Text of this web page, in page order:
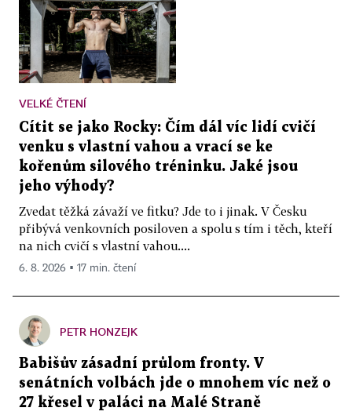
VELKÉ ČTENÍ
Cítit se jako Rocky: Čím dál víc lidí cvičí
venku s vlastní vahou a vrací se ke
kořenům silového tréninku. Jaké jsou
jeho výhody?
Zvedat těžká závaží ve fitku? Jde to i jinak. V Česku
přibývá venkovních posiloven a spolu s tím i těch, kteří
na nich cvičí s vlastní vahou....
6. 8. 2026 ▪ 17 min. čtení
PETR HONZEJK
Babišův zásadní průlom fronty. V
senátních volbách jde o mnohem víc než o
27 křesel v paláci na Malé Straně